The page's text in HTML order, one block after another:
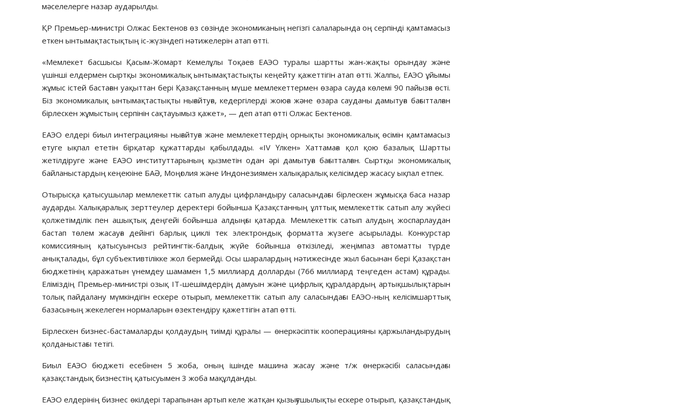
мәселелерге назар аударылды.
ҚР Премьер-министрі Олжас Бектенов өз сөзінде экономиканың негізгі салаларында оң серпінді қамтамасыз
еткен ынтымақтастықтың іс-жүзіндегі нәтижелерін атап өтті.
«Мемлекет басшысы Қасым-Жомарт Кемелұлы Тоқаев ЕАЭО туралы шартты жан-жақты орындау және
үшінші елдермен сыртқы экономикалық ынтымақтастықты кеңейту қажеттігін атап өтті. Жалпы, ЕАЭО ұйымы
жұмыс істей бастаған уақыттан бері Қазақстанның мүше мемлекеттермен өзара сауда көлемі 90 пайызға өсті.
Біз экономикалық ынтымақтастықты нығайтуға, кедергілерді жоюға және өзара сауданы дамытуға бағытталған
бірлескен жұмыстың серпінін сақтауымыз қажет», — деп атап өтті Олжас Бектенов.
ЕАЭО елдері биыл интеграцияны нығайтуға және мемлекеттердің орнықты экономикалық өсімін қамтамасыз
етуге ықпал ететін бірқатар құжаттарды қабылдады. «IV Үлкен» Хаттамаға қол қою базалық Шартты
жетілдіруге және ЕАЭО институттарының қызметін одан әрі дамытуға бағытталған. Сыртқы экономикалық
байланыстардың кеңеюіне БАӘ, Моңғолия және Индонезиямен халықаралық келісімдер жасасу ықпал етпек.
Отырысқа қатысушылар мемлекеттік сатып алуды цифрландыру саласындағы бірлескен жұмысқа баса назар
аударды. Халықаралық зерттеулер деректері бойынша Қазақстанның ұлттық мемлекеттік сатып алу жүйесі
қолжетімділік пен ашықтық деңгейі бойынша алдыңғы қатарда. Мемлекеттік сатып алудың жоспарлаудан
бастап төлем жасауға дейінгі барлық циклі тек электрондық форматта жүзеге асырылады. Конкурстар
комиссияның қатысуынсыз рейтингтік-балдық жүйе бойынша өткізіледі, жеңімпаз автоматты түрде
анықталады, бұл субъективтілікке жол бермейді. Осы шаралардың нәтижесінде жыл басынан бері Қазақстан
бюджетінің қаражатын үнемдеу шамамен 1,5 миллиард долларды (766 миллиард теңгеден астам) құрады.
Еліміздің Премьер-министрі озық IT-шешімдердің дамуын және цифрлық құралдардың артықшылықтарын
толық пайдалану мүмкіндігін ескере отырып, мемлекеттік сатып алу саласындағы ЕАЭО-ның келісімшарттық
базасының жекелеген нормаларын өзектендіру қажеттігін атап өтті.
Бірлескен бизнес-бастамаларды қолдаудың тиімді құралы — өнеркәсіптік кооперацияны қаржыландырудың
қолданыстағы тетігі.
Биыл ЕАЭО бюджеті есебінен 5 жоба, оның ішінде машина жасау және т/ж өнеркәсібі саласындағы
қазақстандық бизнестің қатысуымен 3 жоба мақұлданды.
ЕАЭО елдерінің бизнес өкілдері тарапынан артып келе жатқан қызығушылықты ескере отырып, қазақстандық